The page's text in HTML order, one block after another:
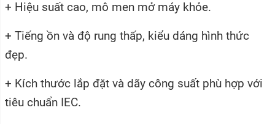
+ Hiệu suất cao, mô men mở máy khỏe.
+ Tiếng ồn và độ rung thấp, kiểu dáng hình thức
đẹp.
+ Kích thước lắp đặt và dãy công suất phù hợp với
tiêu chuẩn IEC.